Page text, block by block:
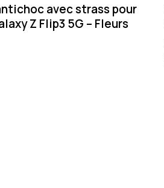
avec strass pour
Z Flip3 5G – Fleurs